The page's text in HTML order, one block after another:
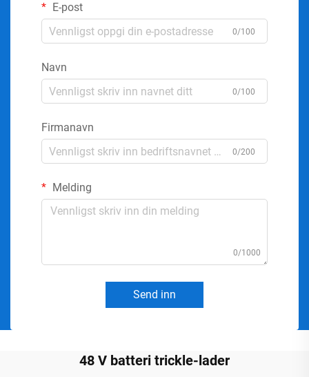
E-post
0/100
Navn
0/100
Firmanavn
0/200
Melding
0/1000
Send inn
48 V batteri trickle-lader